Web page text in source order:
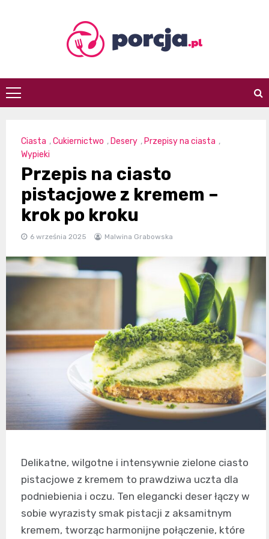
porcja.pl
Ciasta ,Cukiernictwo , Desery , Przepisy na ciasta ,
Wypieki
Przepis na ciasto
pistacjowe z kremem –
krok po kroku
6 września 2025 Malwina Grabowska
Delikatne, wilgotne i intensywnie zielone ciasto
pistacjowe z kremem to prawdziwa uczta dla
podniebienia i oczu. Ten elegancki deser łączy w
sobie wyrazisty smak pistacji z aksamitnym
kremem, tworząc harmonijne połączenie, które